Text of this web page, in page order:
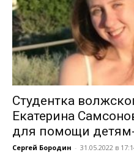
Студентка
Екатерина
для помощи
Сергей Бородин - 31.05.2022 в